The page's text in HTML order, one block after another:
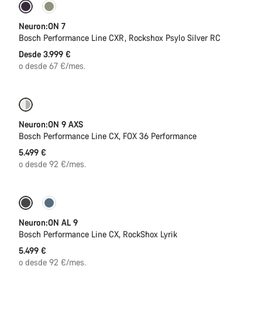
Nuevo
Neuron:ON 7
Bosch Performance Line CXR, Rockshox Psylo Silver RC
Desde 3.999 €
o desde 67 €/mes.
Neuron:ON 9 AXS
Bosch Performance Line CX, FOX 36 Performance
5.499 €
o desde 92 €/mes.
Próximamente
Neuron:ON AL 9
Bosch Performance Line CX, RockShox Lyrik
5.499 €
o desde 92 €/mes.